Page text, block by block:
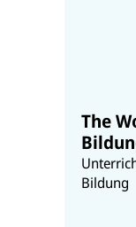
The
Bildung